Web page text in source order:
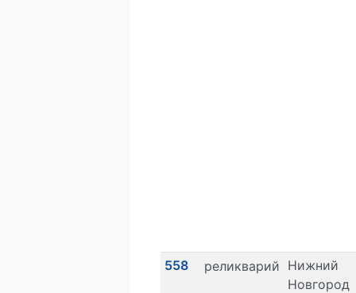
558 реликварий Нижний
Новгород